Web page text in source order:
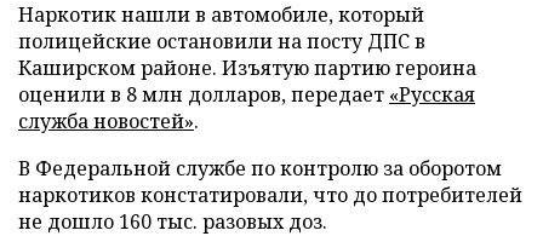
Наркотик нашли в автомобиле, который
полицейские остановили на посту ДПС в
Каширском районе. Изъятую партию героина
оценили в 8 млн долларов, передает «Русская
служба новостей».
В Федеральной службе по контролю за оборотом
наркотиков констатировали, что до потребителей
не дошло 160 тыс. разовых доз.